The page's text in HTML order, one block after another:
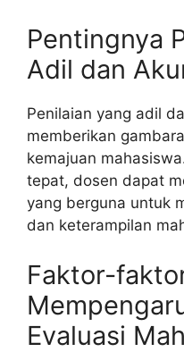
Pentingnya
Adil dan
Penilaian yang adil
memberikan
kemajuan
tepat, dosen dapat
yang berguna untuk
dan keterampilan
Faktor-
Evaluasi